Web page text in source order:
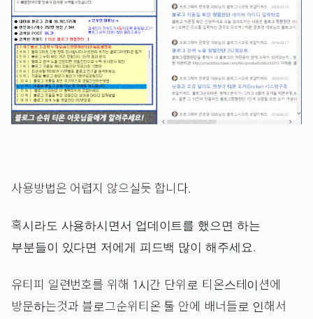
사용방법은 어렵지 않으실듯 합니다.
혹시라도 사용하시면서 업데이트를 했으면 하는
부분들이 있다면 저에게 피드백 많이 해주세요.
유티피 일련번호를 위해 1시간 단위로 티온스테이션에
방문하는것과 블로그순위티온 툴 안에 배너들로 인해서